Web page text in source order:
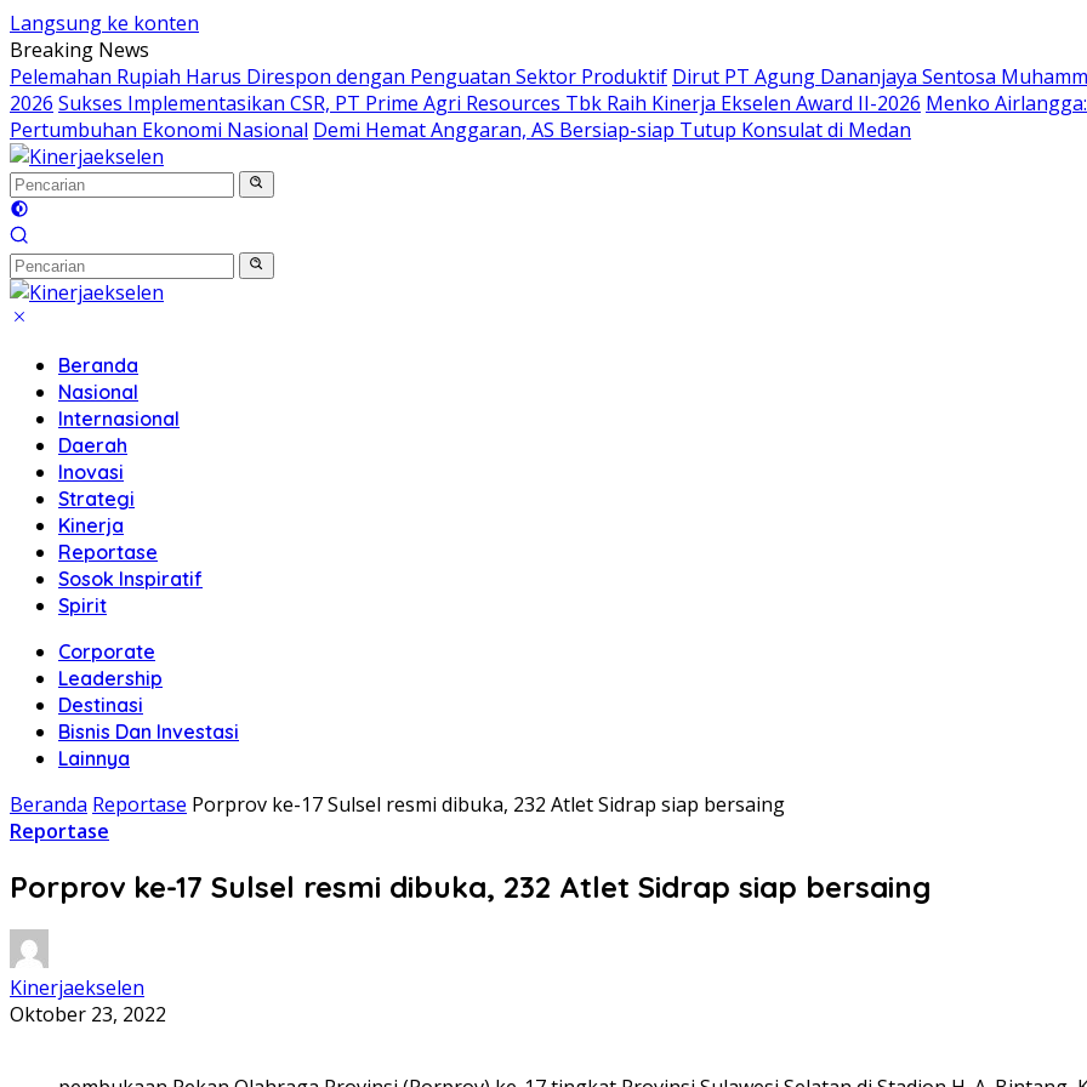
Langsung ke konten
Breaking News
Pelemahan Rupiah Harus Direspon dengan Penguatan Sektor Produktif Dirut PT Agung Dananjaya Sentosa
2026 Sukses Implementasikan CSR, PT Prime Agri Resources Tbk Raih Kinerja Ekselen Award II-2026 Menko
Pertumbuhan Ekonomi Nasional Demi Hemat Anggaran, AS Bersiap-siap Tutup Konsulat di Medan
Beranda
Nasional
Internasional
Daerah
Inovasi
Strategi
Kinerja
Reportase
Sosok Inspiratif
Spirit
Corporate
Leadership
Destinasi
Bisnis Dan Investasi
Lainnya
Beranda Reportase Porprov ke-17 Sulsel resmi dibuka, 232 Atlet Sidrap siap bersaing
Reportase
Porprov ke-17 Sulsel resmi dibuka, 232 Atlet Sidrap siap bersaing
Kinerjaekselen
Oktober 23, 2022